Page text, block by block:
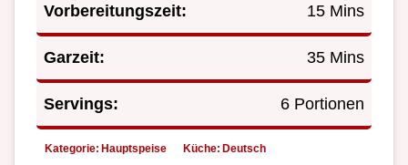
Vorbereitungszeit: 15 Mins
Garzeit: 35 Mins
Servings: 6 Portionen
Kategorie: Hauptspeise Küche: Deutsch